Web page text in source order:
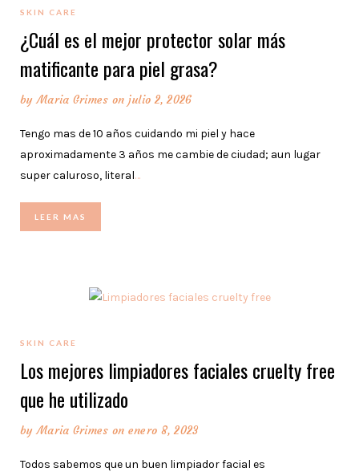
SKIN CARE
¿Cuál es el mejor protector solar más
matificante para piel grasa?
byMaria Grimes on julio 2, 2026
Tengo mas de 10 años cuidando mi piel y hace
aproximadamente 3 años me cambie de ciudad; aun lugar
super caluroso, literal…
LEER MAS
SKIN CARE
Los mejores limpiadores faciales cruelty free
que he utilizado
byMaria Grimes on enero 8, 2023
Todos sabemos que un buen limpiador facial es